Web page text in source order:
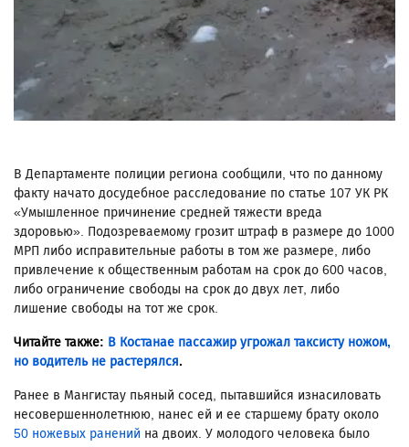
В Департаменте полиции региона сообщили, что по данному
факту начато досудебное расследование по статье 107 УК РК
«Умышленное причинение средней тяжести вреда
здоровью». Подозреваемому грозит штраф в размере до 1000
МРП либо исправительные работы в том же размере, либо
привлечение к общественным работам на срок до 600 часов,
либо ограничение свободы на срок до двух лет, либо
лишение свободы на тот же срок.
Читайте также: В Костанае пассажир угрожал таксисту ножом,
но водитель не растерялся.
Ранее в Мангистау пьяный сосед, пытавшийся изнасиловать
несовершеннолетнюю, нанес ей и ее старшему брату около
50 ножевых ранений на двоих. У молодого человека было